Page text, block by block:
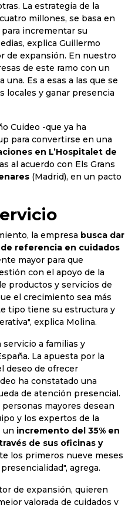
La estrategia de la
millones, se basa en
incrementar su
explica Guillermo
de expansión. En nuestro
de este ramo con un
Es a esas a las que se
locales y ganar presencia
Cuideo -que ya ha
para convertirse en una
en L’Hospitalet de
al acuerdo con Els Grans
(Madrid), en un pacto
la empresa busca dar
referencia en cuidados
mayor para que
con el apoyo de la
productos y servicios de
el crecimiento sea más
tipo tiene su estructura y
explica Molina.
servicio a familias y
La apuesta por la
deseo de ofrecer
ha constatado una
de atención presencial.
personas mayores desean
y los expertos de la
un incremento del 35% en
de sus oficinas y
los primeros nueve meses
agrega.
de expansión, quieren
valorada de cuidados y